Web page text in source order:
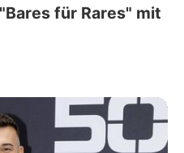
für Rares" mit